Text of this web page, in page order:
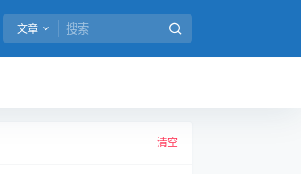
文章
清空